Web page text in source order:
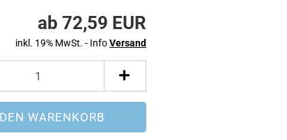
ab 72,59 EUR
inkl. 19% MwSt. - InfoVersand